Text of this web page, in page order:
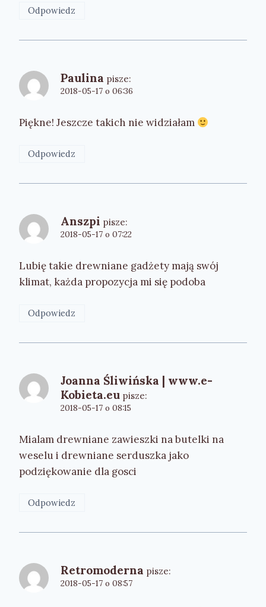
Odpowiedz
Paulina pisze:
2018-05-17 o 06:36
Piękne! Jeszcze takich nie widziałam
Odpowiedz
Anszpi pisze:
2018-05-17 o 07:22
Lubię takie drewniane gadżety mają swój
klimat, każda propozycja mi się podoba
Odpowiedz
Joanna Śliwińska | www.e-
Kobieta.eu pisze:
2018-05-17 o 08:15
Mialam drewniane zawieszki na butelki na
weselu i drewniane serduszka jako
podziękowanie dla gosci
Odpowiedz
Retromoderna pisze:
2018-05-17 o 08:57